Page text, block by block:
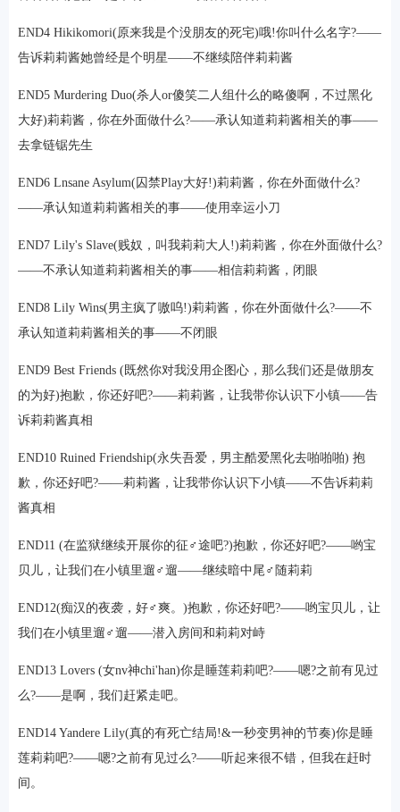
END4 Hikikomori(原来我是个没朋友的死宅)哦!你叫什么名字?——
告诉莉莉酱她曾经是个明星——不继续陪伴莉莉酱
END5 Murdering Duo(杀人or傻笑二人组什么的略傻啊，不过黑化
大好)莉莉酱，你在外面做什么?——承认知道莉莉酱相关的事——
去拿链锯先生
END6 Lnsane Asylum(囚禁Play大好!)莉莉酱，你在外面做什么?
——承认知道莉莉酱相关的事——使用幸运小刀
END7 Lily's Slave(贱奴，叫我莉莉大人!)莉莉酱，你在外面做什么?
——不承认知道莉莉酱相关的事——相信莉莉酱，闭眼
END8 Lily Wins(男主疯了嗷呜!)莉莉酱，你在外面做什么?——不
承认知道莉莉酱相关的事——不闭眼
END9 Best Friends (既然你对我没用企图心，那么我们还是做朋友
的为好)抱歉，你还好吧?——莉莉酱，让我带你认识下小镇——告
诉莉莉酱真相
END10 Ruined Friendship(永失吾爱，男主酷爱黑化去啪啪啪) 抱
歉，你还好吧?——莉莉酱，让我带你认识下小镇——不告诉莉莉
酱真相
END11 (在监狱继续开展你的征♂途吧?)抱歉，你还好吧?——哟宝
贝儿，让我们在小镇里遛♂遛——继续暗中尾♂随莉莉
END12(痴汉的夜袭，好♂爽。)抱歉，你还好吧?——哟宝贝儿，让
我们在小镇里遛♂遛——潜入房间和莉莉对峙
END13 Lovers (女nv神chi'han)你是睡莲莉莉吧?——嗯?之前有见过
么?——是啊，我们赶紧走吧。
END14 Yandere Lily(真的有死亡结局!&一秒变男神的节奏)你是睡
莲莉莉吧?——嗯?之前有见过么?——听起来很不错，但我在赶时
间。